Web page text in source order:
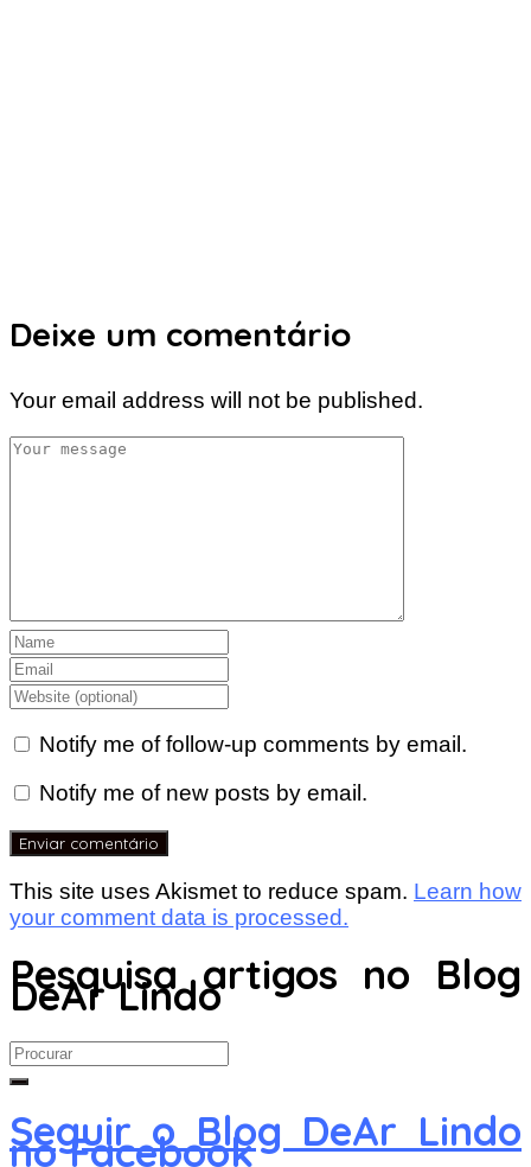
Deixe um comentário
Your email address will not be published.
Notify me of follow-up comments by email.
Notify me of new posts by email.
This site uses Akismet to reduce spam. Learn how
your comment data is processed.
Pesquisa artigos no Blog
DeAr Lindo
Search
for:
Seguir o Blog DeAr Lindo
no Facebook